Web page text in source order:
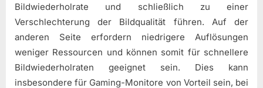
Bildwiederholrate und schließlich zu einer
Verschlechterung der Bildqualität führen. Auf der
anderen Seite erfordern niedrigere Auflösungen
weniger Ressourcen und können somit für schnellere
Bildwiederholraten geeignet sein. Dies kann
insbesondere für Gaming-Monitore von Vorteil sein, bei